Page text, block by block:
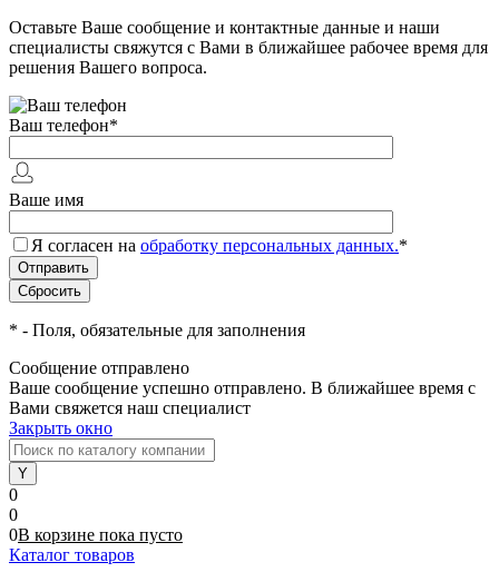
Оставьте Ваше сообщение и контактные данные и наши
специалисты свяжутся с Вами в ближайшее рабочее время для
решения Вашего вопроса.
Ваш телефон*
Ваше имя
Я согласен на обработку персональных данных.*
* - Поля, обязательные для заполнения
Сообщение отправлено
Ваше сообщение успешно отправлено. В ближайшее время с
Вами свяжется наш специалист
Закрыть окно
0
0
0В корзине пока пусто
Каталог товаров